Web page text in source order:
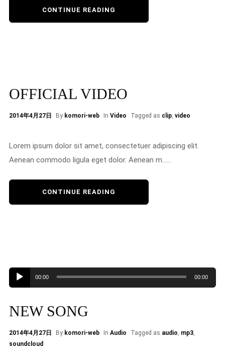
CONTINUE READING
OFFICIAL VIDEO
2014年4月27日 By komori-web In Video Tagged as clip, video
Lorem ipsum dolor sit amet, consectetuer adipiscing elit.
Aenean commodo ligula eget dolor. Aenean m......
CONTINUE READING
声
レ
ー
ヤ
00:00 00:00
NEW SONG
2014年4月27日 By komori-web In Audio Tagged as audio, mp3,
soundcloud